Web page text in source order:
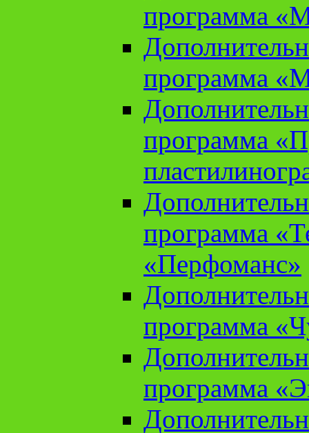
программа
программа
программа
программа
«Перфоманс»
программа
программа